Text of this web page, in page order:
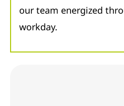
our team energized
workday.